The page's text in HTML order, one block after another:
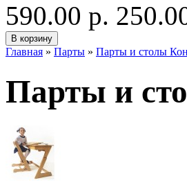
590.00 р.
Главная » Парты » Парты и столы
Парты и